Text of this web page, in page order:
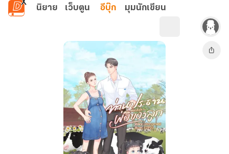
ข้ามไปยังเนื้อหาหลัก
นิยาย เว็บตูน อีบุ๊ก มุมนักเขียน